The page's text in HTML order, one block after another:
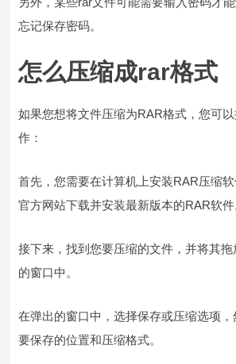
忘记保存密码。
怎么压缩成rar格式
如果您想将文件压缩为RAR格式，您可
作：
首先，您需要在计算机上安装RAR压缩
官方网站下载并安装最新版本的RAR软件
接下来，找到您要压缩的文件，并将其
的窗口中。
在弹出的窗口中，选择保存或压缩选项
要保存的位置和压缩格式。